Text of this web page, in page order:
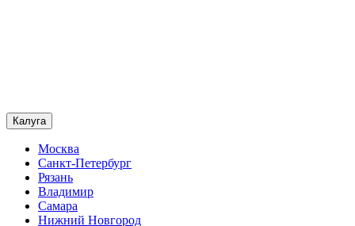
Калуга
Москва
Санкт-Петербург
Рязань
Владимир
Самара
Нижний Новгород